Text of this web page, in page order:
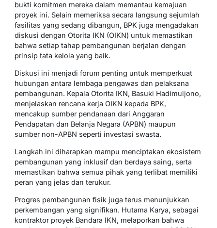
bukti komitmen mereka dalam memantau kemajuan
proyek ini. Selain memeriksa secara langsung sejumlah
fasilitas yang sedang dibangun, BPK juga mengadakan
diskusi dengan Otorita IKN (OIKN) untuk memastikan
bahwa setiap tahap pembangunan berjalan dengan
prinsip tata kelola yang baik.
Diskusi ini menjadi forum penting untuk memperkuat
hubungan antara lembaga pengawas dan pelaksana
pembangunan. Kepala Otorita IKN, Basuki Hadimuljono,
menjelaskan rencana kerja OIKN kepada BPK,
mencakup sumber pendanaan dari Anggaran
Pendapatan dan Belanja Negara (APBN) maupun
sumber non-APBN seperti investasi swasta.
Langkah ini diharapkan mampu menciptakan ekosistem
pembangunan yang inklusif dan berdaya saing, serta
memastikan bahwa semua pihak yang terlibat memiliki
peran yang jelas dan terukur.
Progres pembangunan fisik juga terus menunjukkan
perkembangan yang signifikan. Hutama Karya, sebagai
kontraktor proyek Bandara IKN, melaporkan bahwa